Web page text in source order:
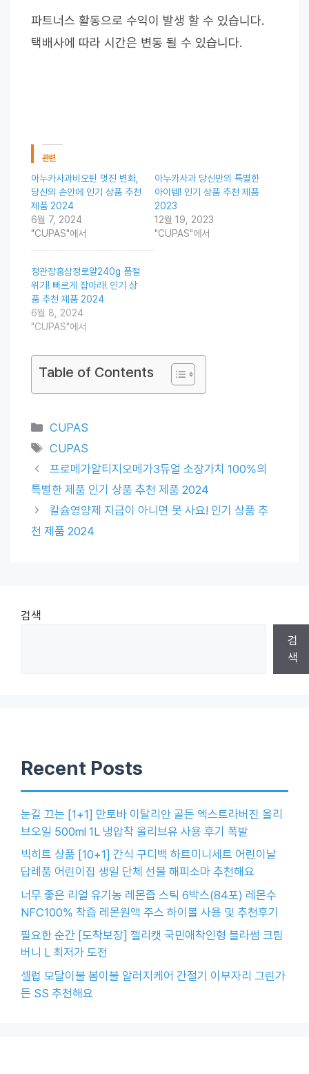
파트너스 활동으로 수익이 발생 할 수 있습니다.
택배사에 따라 시간은 변동 될 수 있습니다.
관련
아누카사과비오틴 멋진 변화,
당신의 손안에 인기 상품 추천
제품 2024
6월 7, 2024
"CUPAS"에서
아누카사과 당신만의 특별한
아이템! 인기 상품 추천 제품
2023
12월 19, 2023
"CUPAS"에서
정관장홍삼정로얄240g 품절
위기! 빠르게 잡아라! 인기 상
품 추천 제품 2024
6월 8, 2024
"CUPAS"에서
Table of Contents
Categories
CUPAS
Tags
CUPAS
프로메가알티지오메가3듀얼 소장가치 100%의
특별한 제품 인기 상품 추천 제품 2024
칼슘영양제 지금이 아니면 못 사요! 인기 상품 추
천 제품 2024
검색
검
색
Recent Posts
눈길 끄는 [1+1] 만토바 이탈리안 골든 엑스트라버진 올리
브오일 500ml 1L 냉압착 올리브유 사용 후기 폭발
빅히트 상품 [10+1] 간식 구디백 하트미니세트 어린이날
답례품 어린이집 생일 단체 선물 해피소마 추천해요
너무 좋은 리얼 유기농 레몬즙 스틱 6박스(84포) 레몬수
NFC100% 착즙 레몬원액 주스 하이볼 사용 및 추천후기
필요한 순간 [도착보장] 젤리캣 국민애착인형 블라썸 크림
버니 L 최저가 도전
셀럽 모달이불 봄이불 알러지케어 간절기 이부자리 그린가
든 SS 추천해요